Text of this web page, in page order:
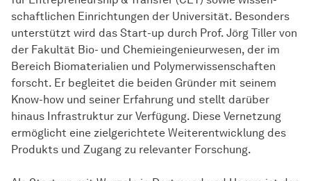
schaft­lichen Einrichtungen der Universität. Besonders
unterstützt wird das Start-up durch Prof. Jörg Tiller von
der Fakultät Bio- und Chemieingenieurwesen, der im
Bereich Biomaterialien und Polymerwissenschaften
forscht. Er begleitet die beiden Gründer mit seinem
Know-how und seiner Erfahrung und stellt darüber
hinaus Infrastruktur zur Verfügung. Diese Vernetzung
ermöglicht eine zielgerichtete Weiterentwicklung des
Produkts und Zugang zu relevanter Forschung.